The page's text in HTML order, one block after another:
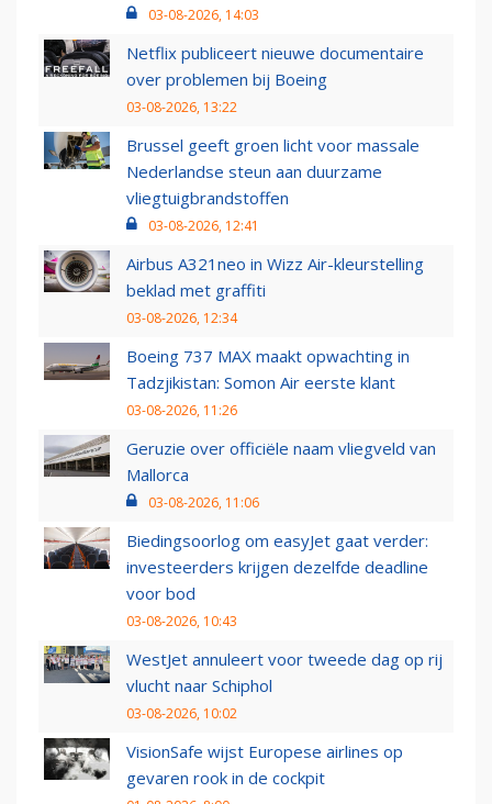
03-08-2026, 14:03
Netflix publiceert nieuwe documentaire
over problemen bij Boeing
03-08-2026, 13:22
Brussel geeft groen licht voor massale
Nederlandse steun aan duurzame
vliegtuigbrandstoffen
03-08-2026, 12:41
Airbus A321neo in Wizz Air-kleurstelling
beklad met graffiti
03-08-2026, 12:34
Boeing 737 MAX maakt opwachting in
Tadzjikistan: Somon Air eerste klant
03-08-2026, 11:26
Geruzie over officiële naam vliegveld van
Mallorca
03-08-2026, 11:06
Biedingsoorlog om easyJet gaat verder:
investeerders krijgen dezelfde deadline
voor bod
03-08-2026, 10:43
WestJet annuleert voor tweede dag op rij
vlucht naar Schiphol
03-08-2026, 10:02
VisionSafe wijst Europese airlines op
gevaren rook in de cockpit